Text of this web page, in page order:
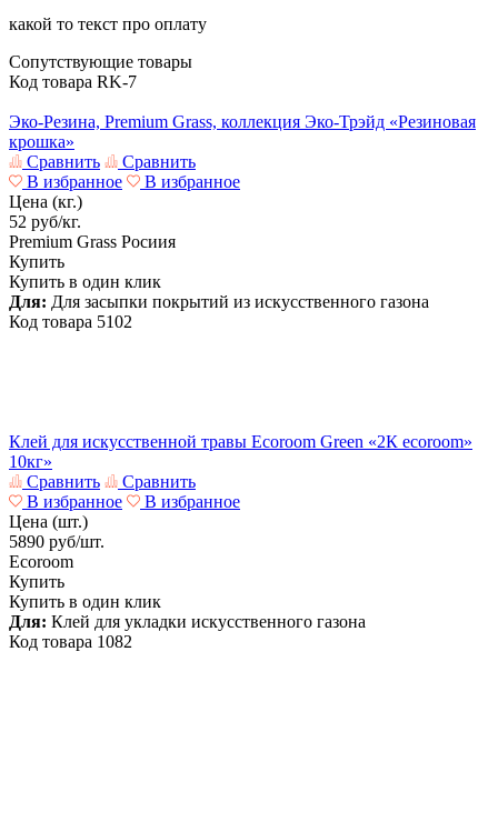
какой то текст про оплату
Сопутствующие товары
Код товара RK-7
Эко-Резина, Premium Grass, коллекция Эко-Трэйд «Резиновая
крошка»
Сравнить
Сравнить
В избранное
В избранное
Цена (кг.)
52 руб/кг.
Premium Grass Росиия
Купить
Купить в один клик
Для: Для засыпки покрытий из искусственного газона
Код товара 5102
Клей для искусственной травы Ecoroom Green «2К ecoroom»
10кг»
Сравнить
Сравнить
В избранное
В избранное
Цена (шт.)
5890 руб/шт.
Ecoroom
Купить
Купить в один клик
Для: Клей для укладки искусственного газона
Код товара 1082